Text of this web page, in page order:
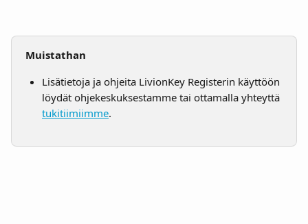
Muistathan
Lisätietoja ja ohjeita LivionKey Registerin käyttöön
löydät ohjekeskuksestamme tai ottamalla yhteyttä
tukitiimiimme.